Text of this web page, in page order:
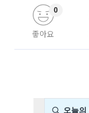
좋아요
0